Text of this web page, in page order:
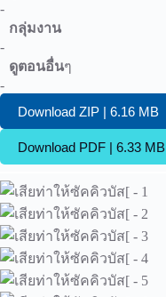
-
กลุ่มงาน
-
ดูตอนอื่นๆ
-
Download ZIP | 6.16 MB
Download PDF | 6.33 MB